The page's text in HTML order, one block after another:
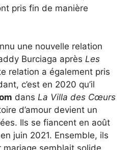
pris fin de manière
une nouvelle relation
Burciaga après Les
relation a également pris
c’est en 2020 qu’il
dans La Villa des Cœurs
d’amour devient un
Ils se fiancent en août
juin 2021. Ensemble, ils